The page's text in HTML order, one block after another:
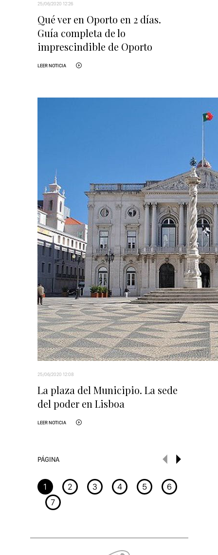
25/06/2020 12:26
Qué ver en Oporto en 2 días.
Guía completa de lo
imprescindible de Oporto
LEER NOTICIA
25/06/2020 12:08
La plaza del Municipio. La sede
del poder en Lisboa
LEER NOTICIA
PÁGINA
1 2 3 4 5
6
7